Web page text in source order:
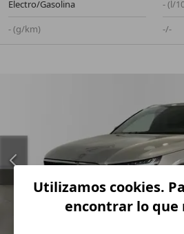
Electro/Gasolina
- (l/
- (g/km)
-/-
Utilizamos cookies.
encontrar lo que